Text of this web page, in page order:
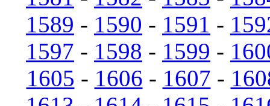
1589 - 1590 - 1591 -
1597 - 1598 - 1599 -
1605 - 1606 - 1607 -